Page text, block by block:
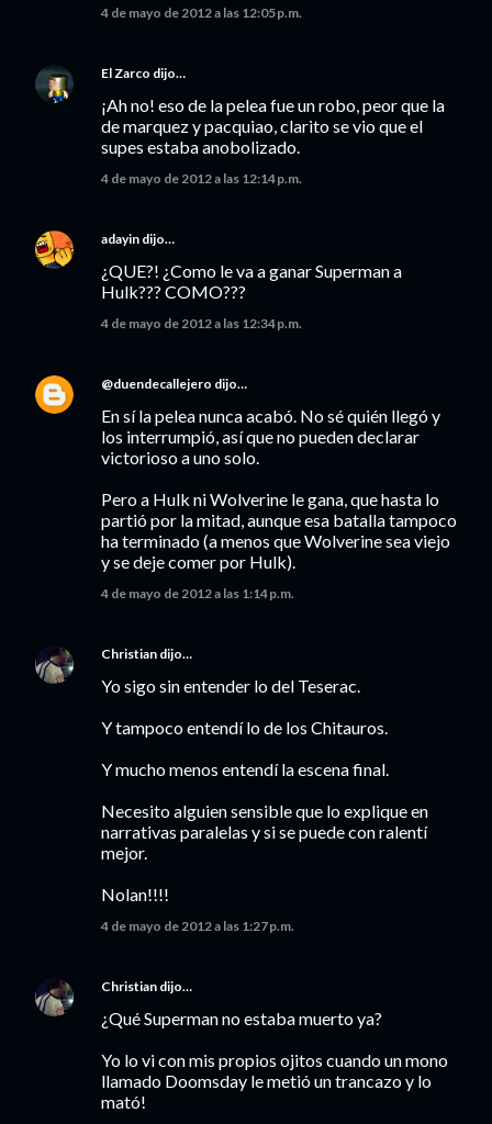
4 de mayo de 2012 a las 12:05 p.m.
El Zarco dijo…
¡Ah no! eso de la pelea fue un robo, peor que la
de marquez y pacquiao, clarito se vio que el
supes estaba anobolizado.
4 de mayo de 2012 a las 12:14 p.m.
adayin dijo…
¿QUE?! ¿Como le va a ganar Superman a
Hulk??? COMO???
4 de mayo de 2012 a las 12:34 p.m.
@duendecallejero dijo…
En sí la pelea nunca acabó. No sé quién llegó y
los interrumpió, así que no pueden declarar
victorioso a uno solo.
Pero a Hulk ni Wolverine le gana, que hasta lo
partió por la mitad, aunque esa batalla tampoco
ha terminado (a menos que Wolverine sea viejo
y se deje comer por Hulk).
4 de mayo de 2012 a las 1:14 p.m.
Christian dijo…
Yo sigo sin entender lo del Teserac.
Y tampoco entendí lo de los Chitauros.
Y mucho menos entendí la escena final.
Necesito alguien sensible que lo explique en
narrativas paralelas y si se puede con ralentí
mejor.
Nolan!!!!
4 de mayo de 2012 a las 1:27 p.m.
Christian dijo…
¿Qué Superman no estaba muerto ya?
Yo lo vi con mis propios ojitos cuando un mono
llamado Doomsday le metió un trancazo y lo
mató!